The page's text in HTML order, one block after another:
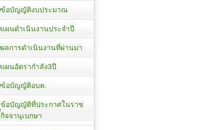
ข้อบัญญัติงบประมาณ
แผนดำเนินงานประจำปี
ผลการดำเนินงานที่ผ่านมา
แผนอัตรากำลัง3ปี
ข้อบัญญัติอบต.
ข้อบัญญัติที่ประกาศในราช
กิจจานุเบกษา